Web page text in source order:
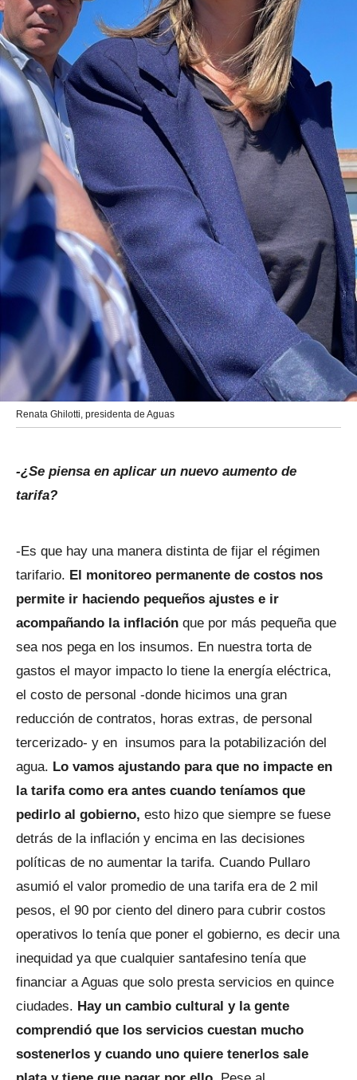
Renata Ghilotti, presidenta de Aguas
-¿Se piensa en aplicar un nuevo aumento de
tarifa?
-Es que hay una manera distinta de fijar el régimen
tarifario. El monitoreo permanente de costos nos
permite ir haciendo pequeños ajustes e ir
acompañando la inflación que por más pequeña que
sea nos pega en los insumos. En nuestra torta de
gastos el mayor impacto lo tiene la energía eléctrica,
el costo de personal -donde hicimos una gran
reducción de contratos, horas extras, de personal
tercerizado- y en insumos para la potabilización del
agua. Lo vamos ajustando para que no impacte en
la tarifa como era antes cuando teníamos que
pedirlo al gobierno, esto hizo que siempre se fuese
detrás de la inflación y encima en las decisiones
políticas de no aumentar la tarifa. Cuando Pullaro
asumió el valor promedio de una tarifa era de 2 mil
pesos, el 90 por ciento del dinero para cubrir costos
operativos lo tenía que poner el gobierno, es decir una
inequidad ya que cualquier santafesino tenía que
financiar a Aguas que solo presta servicios en quince
ciudades. Hay un cambio cultural y la gente
comprendió que los servicios cuestan mucho
sostenerlos y cuando uno quiere tenerlos sale